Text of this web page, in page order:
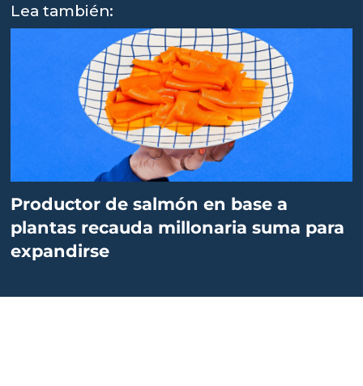
Lea también:
Productor de salmón en base a
plantas recauda millonaria suma para
expandirse